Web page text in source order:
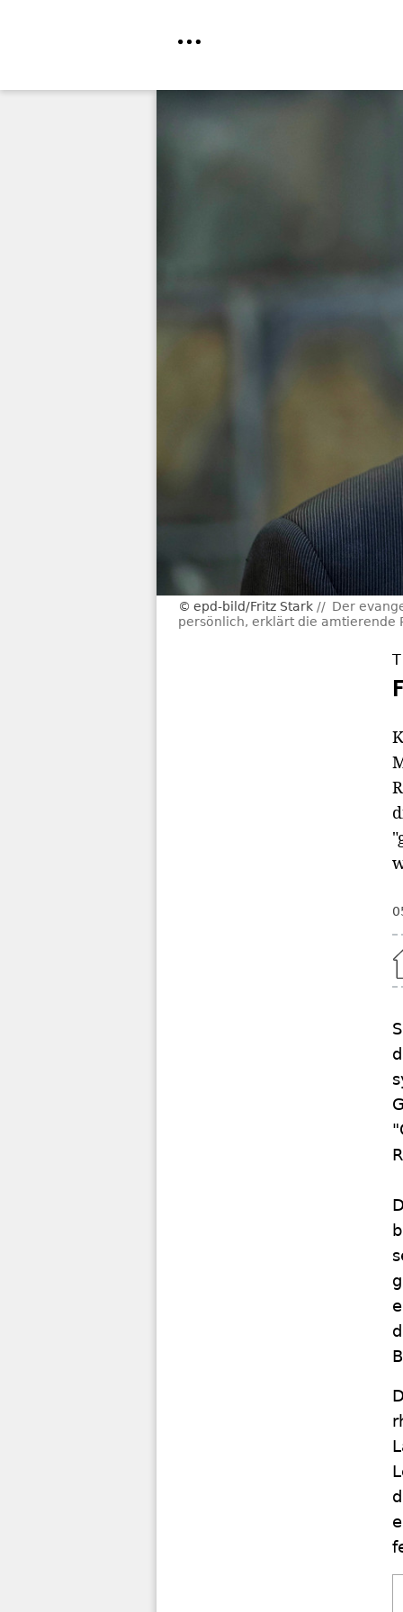
epd-bild/Fritz Stark
Der
persönlich, erklärt die amtierende